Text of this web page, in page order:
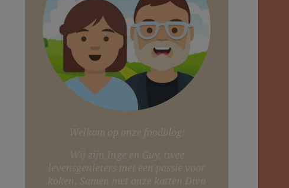
Welkom op onze foodblog!
Wij zijn Inge en Guy, twee
levensgenieters met een passie voor
koken. Samen met onze katten Diva